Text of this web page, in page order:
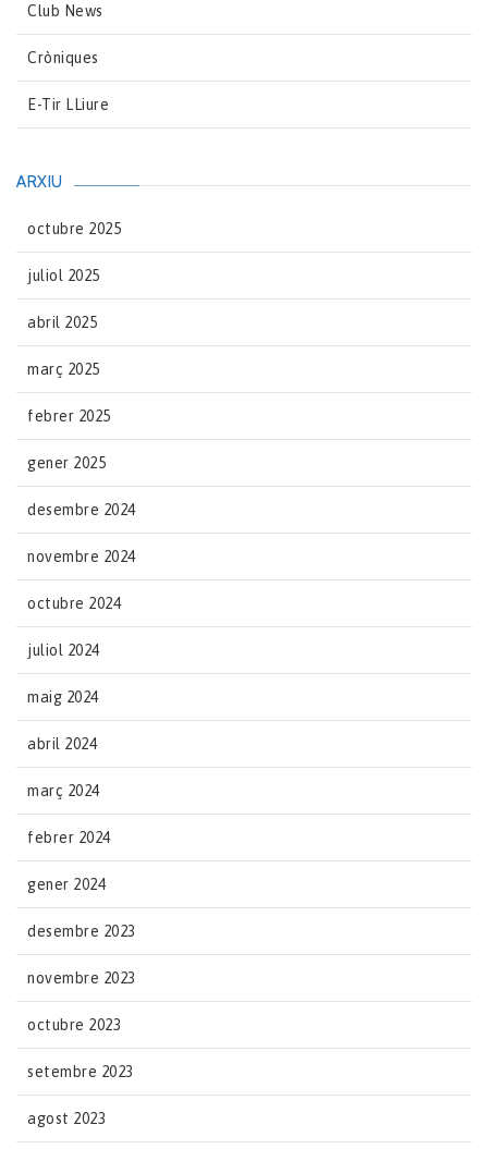
Club News
Cròniques
E-Tir LLiure
ARXIU
octubre 2025
juliol 2025
abril 2025
març 2025
febrer 2025
gener 2025
desembre 2024
novembre 2024
octubre 2024
juliol 2024
maig 2024
abril 2024
març 2024
febrer 2024
gener 2024
desembre 2023
novembre 2023
octubre 2023
setembre 2023
agost 2023